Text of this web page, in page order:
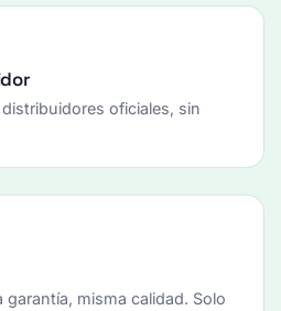
oficiales, sin
misma calidad. Solo